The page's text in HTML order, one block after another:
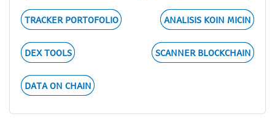
TRACKER PORTOFOLIO ANALISIS KOIN MICIN
DEX TOOLS SCANNER BLOCKCHAIN
DATA ON CHAIN